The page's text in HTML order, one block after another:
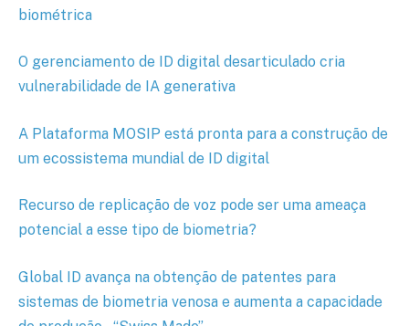
biométrica
O gerenciamento de ID digital desarticulado cria
vulnerabilidade de IA generativa
A Plataforma MOSIP está pronta para a construção de
um ecossistema mundial de ID digital
Recurso de replicação de voz pode ser uma ameaça
potencial a esse tipo de biometria?
Global ID avança na obtenção de patentes para
sistemas de biometria venosa e aumenta a capacidade